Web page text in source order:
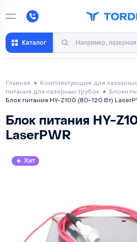
Каталог
Главная ● Комплектующие для
питания для лазерных трубок● Блоки
Блок питания HY-Z100 (80-120 Вт)
Блок питания HY-
LaserPWR
Хит